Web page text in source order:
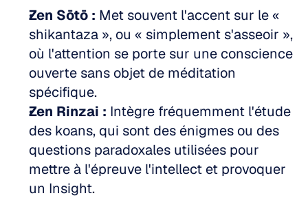
Zen Sōtō : Met souvent l'accent sur le «
shikantaza », ou « simplement s'asseoir »,
où l'attention se porte sur une conscience
ouverte sans objet de méditation
spécifique.
Zen Rinzai : Intègre fréquemment l'étude
des koans, qui sont des énigmes ou des
questions paradoxales utilisées pour
mettre à l'épreuve l'intellect et provoquer
un Insight.